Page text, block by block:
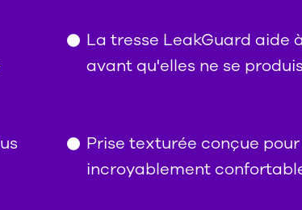
La tresse LeakGuard aide
avant qu'elles ne se
Prise texturée conçue
incroyablement